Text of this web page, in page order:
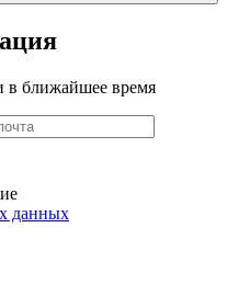
в ближайшее время
данных